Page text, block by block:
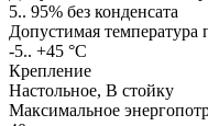
5.. 95% без конденсата
Допустимая температура
-5.. +45 °C
Крепление
Настольное, В стойку
Максимальное